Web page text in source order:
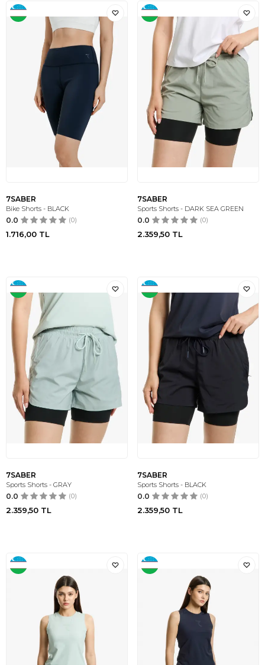
7SABER
Bike Shorts - BLACK
0.0 (0)
1.716,00 TL
7SABER
Sports Shorts - DARK SEA GREEN
0.0 (0)
2.359,50 TL
7SABER
Sports Shorts - GRAY
0.0 (0)
2.359,50 TL
7SABER
Sports Shorts - BLACK
0.0 (0)
2.359,50 TL